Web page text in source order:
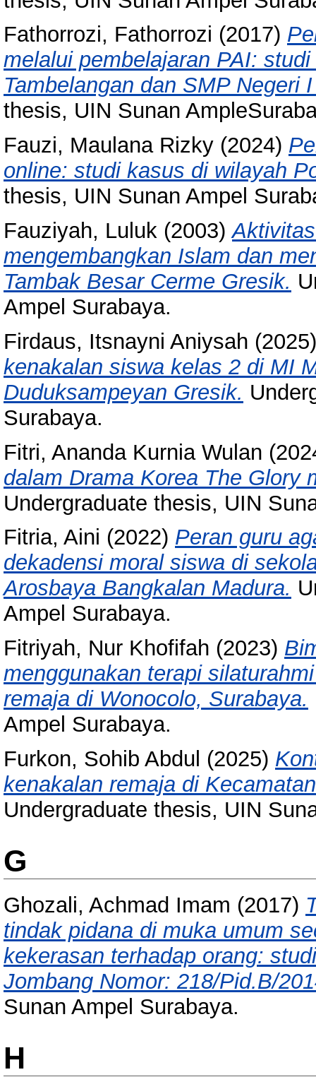
Fathorrozi, Fathorrozi (2017)
melalui pembelajaran PAI:
Tambelangan dan SMP Negeri
thesis, UIN Sunan
Fauzi, Maulana Rizky (2024)
online: studi kasus di wilayah
thesis, UIN Sunan Ampel
Fauziyah, Luluk (2003)
mengembangkan Islam dan
Tambak Besar Cerme Gresik.
Ampel Surabaya.
Firdaus, Itsnayni Aniysah
kenakalan siswa kelas 2 di MI
Duduksampeyan Gresik.
Surabaya.
Fitri, Ananda Kurnia Wulan
dalam Drama Korea The Glory
Undergraduate thesis, UIN
Fitria, Aini (2022) Peran guru
dekadensi moral siswa di
Arosbaya Bangkalan Madura.
Ampel Surabaya.
Fitriyah, Nur Khofifah (2023)
menggunakan terapi
remaja di Wonocolo, Surabaya.
Ampel Surabaya.
Furkon, Sohib Abdul (2025)
kenakalan remaja di
Undergraduate thesis, UIN
G
Ghozali, Achmad Imam (2017)
tindak pidana di muka umum
kekerasan terhadap orang:
Jombang Nomor: 218/Pid.B/
Sunan Ampel Surabaya.
H